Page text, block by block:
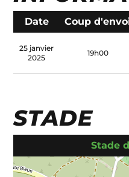
Date Coup
25 janvier
2025
19h00
STADE
Stade